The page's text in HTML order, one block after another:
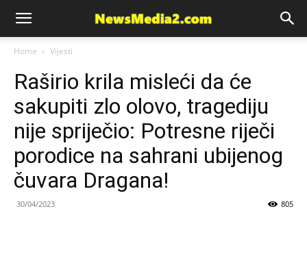
News
Media
Home Vijesti
Raširio krila misleći da će
sakupiti zlo olovo, tragediju
nije spriječio: Potresne riječi
porodice na sahrani ubijenog
čuvara Dragana!
30/04/2023 805